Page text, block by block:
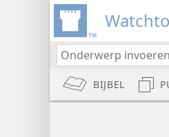
BIJBEL